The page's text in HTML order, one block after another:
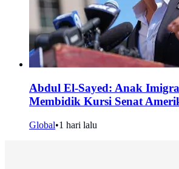
Abdul El-Sayed: Anak
Membidik Kursi Senat
Global•1 hari lalu